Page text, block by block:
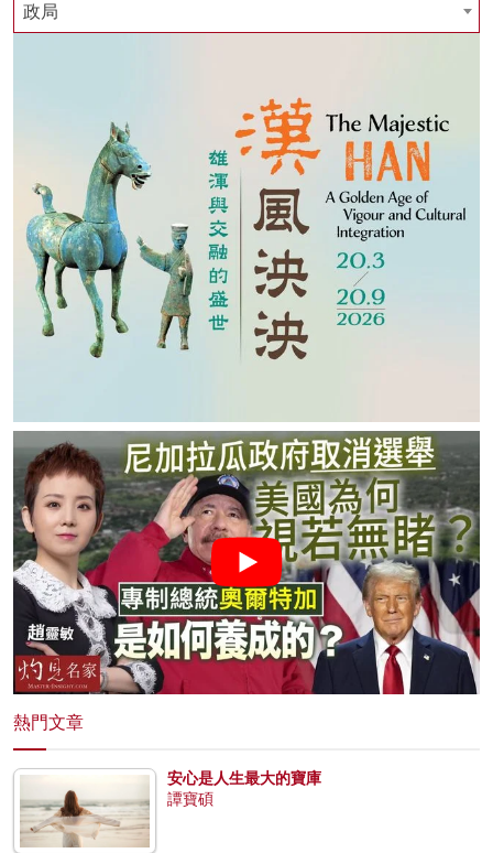
政局
熱門文章
安心是人生最大的寶庫
譚寶碩